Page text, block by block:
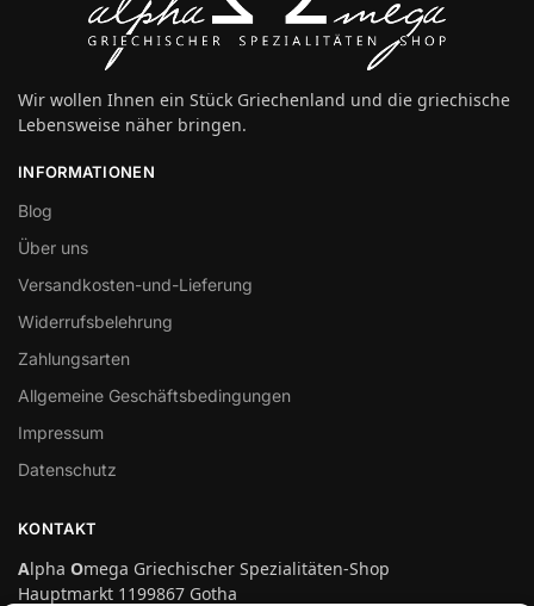
Wir wollen Ihnen ein Stück Griechenland und die griechische
Lebensweise näher bringen.
INFORMATIONEN
Blog
Über uns
Versandkosten-und-Lieferung
Widerrufsbelehrung
Zahlungsarten
Allgemeine Geschäftsbedingungen
Impressum
Datenschutz
KONTAKT
Alpha Omega Griechischer Spezialitäten-Shop
Hauptmarkt 1199867 Gotha